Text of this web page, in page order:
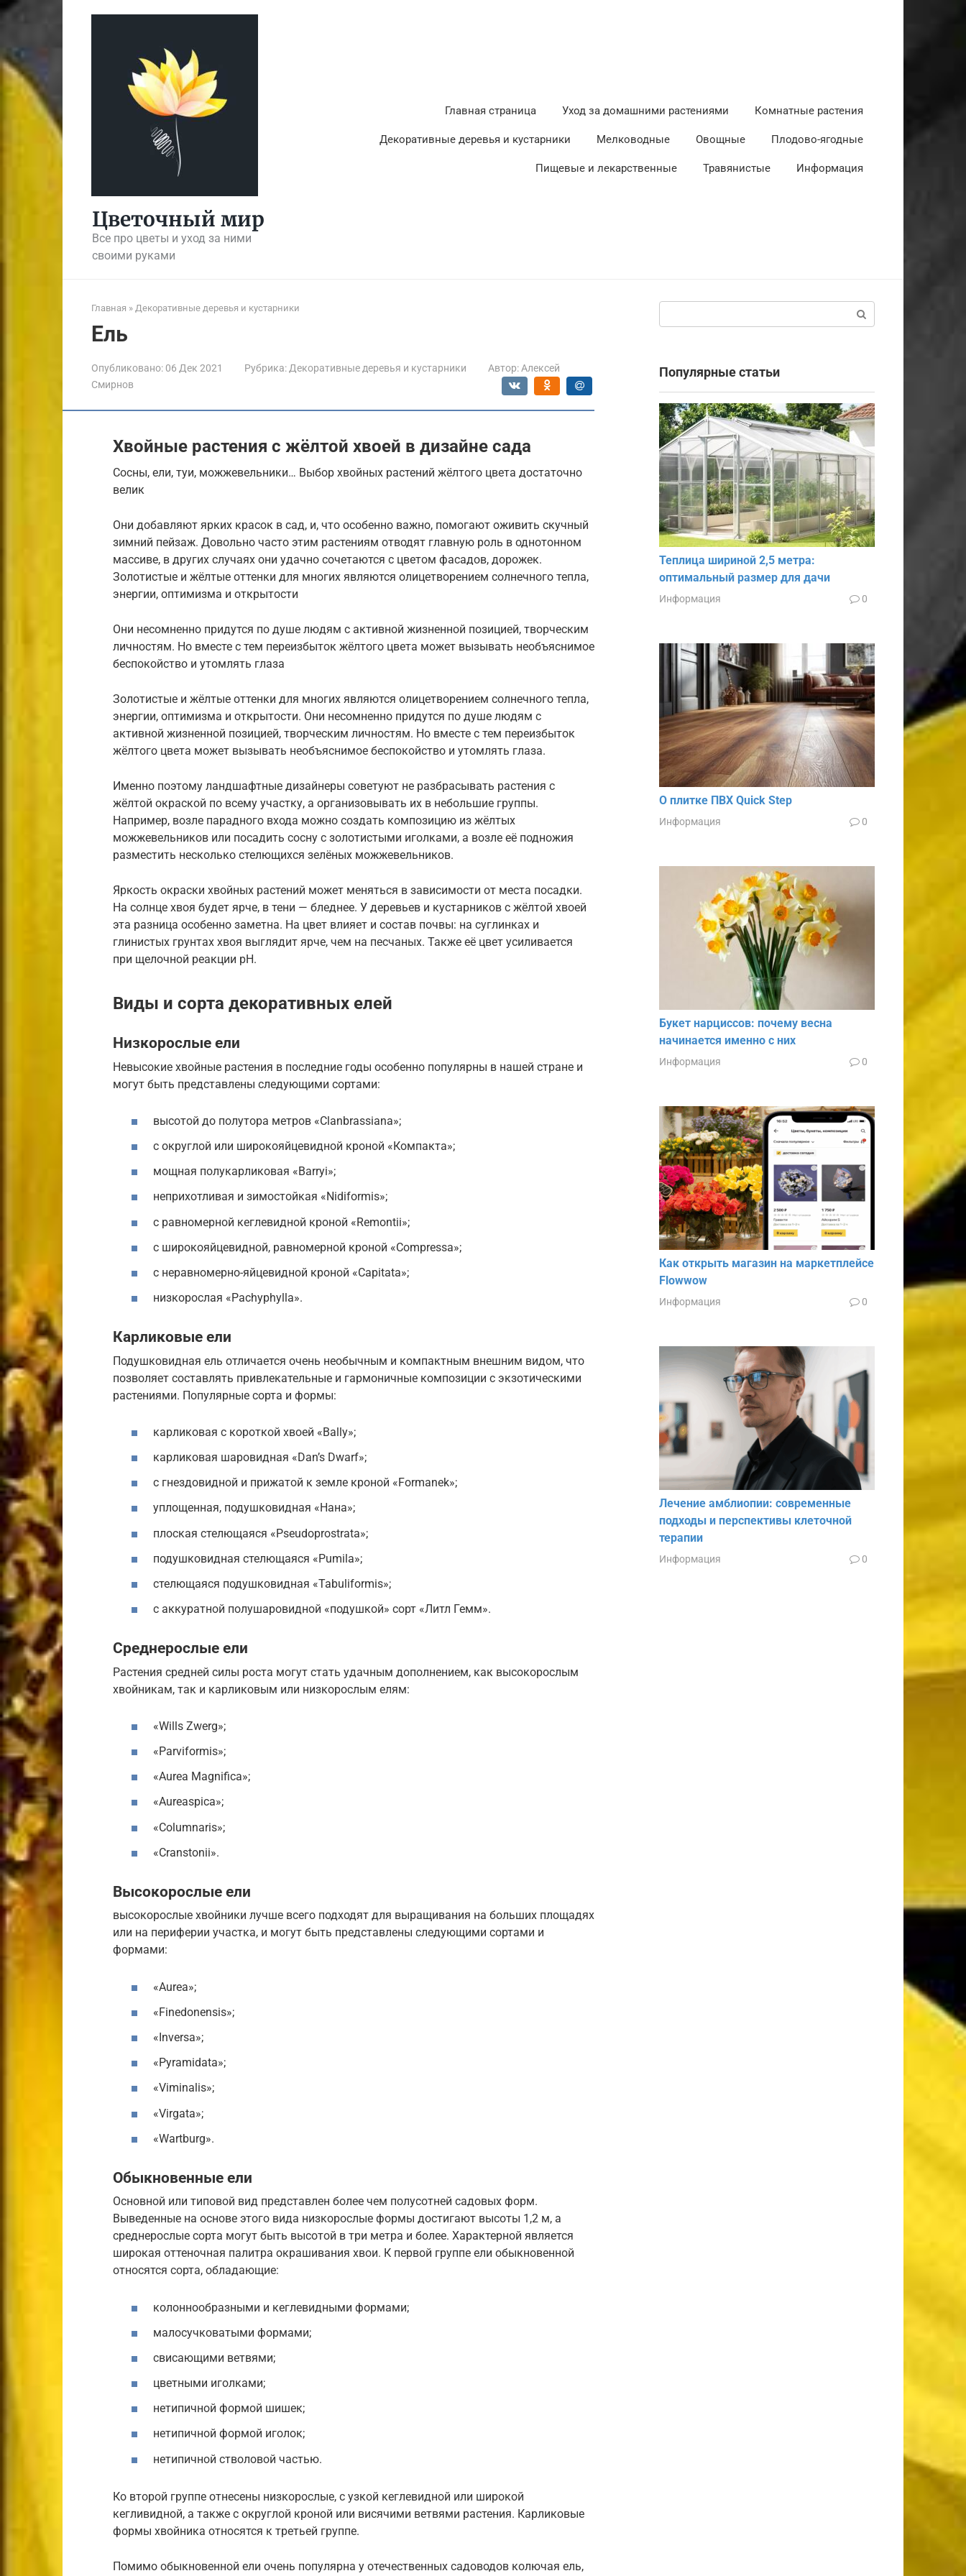
Перейти
Цветочный мир
Все про цветы и уход за ними
своими руками
Главная страница Уход за домашними растениями Комнатные растения
Декоративные деревья и кустарники Мелководные Овощные Плодово-ягодные
Пищевые и лекарственные Травянистые Информация
Главная » Декоративные деревья и кустарники
Ель
Опубликовано: 06 Дек 2021 Рубрика: Декоративные деревья и кустарники Автор: Алексей
Смирнов
Хвойные растения с жёлтой хвоей в дизайне сада
Сосны, ели, туи, можжевельники… Выбор хвойных растений жёлтого цвета достаточно
велик
Они добавляют ярких красок в сад, и, что особенно важно, помогают оживить скучный
зимний пейзаж. Довольно часто этим растениям отводят главную роль в однотонном
массиве, в других случаях они удачно сочетаются с цветом фасадов, дорожек.
Золотистые и жёлтые оттенки для многих являются олицетворением солнечного тепла,
энергии, оптимизма и открытости
Они несомненно придутся по душе людям с активной жизненной позицией, творческим
личностям. Но вместе с тем переизбыток жёлтого цвета может вызывать необъяснимое
беспокойство и утомлять глаза
Золотистые и жёлтые оттенки для многих являются олицетворением солнечного тепла,
энергии, оптимизма и открытости. Они несомненно придутся по душе людям с
активной жизненной позицией, творческим личностям. Но вместе с тем переизбыток
жёлтого цвета может вызывать необъяснимое беспокойство и утомлять глаза.
Именно поэтому ландшафтные дизайнеры советуют не разбрасывать растения с
жёлтой окраской по всему участку, а организовывать их в небольшие группы.
Например, возле парадного входа можно создать композицию из жёлтых
можжевельников или посадить сосну с золотистыми иголками, а возле её подножия
разместить несколько стелющихся зелёных можжевельников.
Яркость окраски хвойных растений может меняться в зависимости от места посадки.
На солнце хвоя будет ярче, в тени — бледнее. У деревьев и кустарников с жёлтой хвоей
эта разница особенно заметна. На цвет влияет и состав почвы: на суглинках и
глинистых грунтах хвоя выглядит ярче, чем на песчаных. Также её цвет усиливается
при щелочной реакции pH.
Виды и сорта декоративных елей
Низкорослые ели
Невысокие хвойные растения в последние годы особенно популярны в нашей стране и
могут быть представлены следующими сортами:
высотой до полутора метров «Сlanbrassiana»;
с округлой или широкояйцевидной кроной «Компакта»;
мощная полукарликовая «Barryi»;
неприхотливая и зимостойкая «Nidiformis»;
с равномерной кеглевидной кроной «Remontii»;
с широкояйцевидной, равномерной кроной «Сompressa»;
с неравномерно-яйцевидной кроной «Сapitata»;
низкорослая «Рachyphylla».
Карликовые ели
Подушковидная ель отличается очень необычным и компактным внешним видом, что
позволяет составлять привлекательные и гармоничные композиции с экзотическими
растениями. Популярные сорта и формы:
карликовая с короткой хвоей «Bally»;
карликовая шаровидная «Dan’s Dwarf»;
с гнездовидной и прижатой к земле кроной «Formanek»;
уплощенная, подушковидная «Нана»;
плоская стелющаяся «Рseudoprostrata»;
подушковидная стелющаяся «Pumila»;
стелющаяся подушковидная «Таbuliformis»;
с аккуратной полушаровидной «подушкой» сорт «Литл Гемм».
Среднерослые ели
Растения средней силы роста могут стать удачным дополнением, как высокорослым
хвойникам, так и карликовым или низкорослым елям:
«Wills Zwerg»;
«Parviformis»;
«Aurea Magnifica»;
«Aureaspica»;
«Сolumnaris»;
«Cranstonii».
Высокорослые ели
высокорослые хвойники лучше всего подходят для выращивания на больших площадях
или на периферии участка, и могут быть представлены следующими сортами и
формами:
«Aurea»;
«Finedonensis»;
«Inversa»;
«Рyramidata»;
«Viminalis»;
«Virgata»;
«Wartburg».
Обыкновенные ели
Основной или типовой вид представлен более чем полусотней садовых форм.
Выведенные на основе этого вида низкорослые формы достигают высоты 1,2 м, а
среднерослые сорта могут быть высотой в три метра и более. Характерной является
широкая оттеночная палитра окрашивания хвои. К первой группе ели обыкновенной
относятся сорта, обладающие:
колоннообразными и кеглевидными формами;
малосучковатыми формами;
свисающими ветвями;
цветными иголками;
нетипичной формой шишек;
нетипичной формой иголок;
нетипичной стволовой частью.
Ко второй группе отнесены низкорослые, с узкой кеглевидной или широкой
кегливидной, а также с округлой кроной или висячими ветвями растения. Карликовые
формы хвойника относятся к третьей группе.
Помимо обыкновенной ели очень популярна у отечественных садоводов колючая ель,
Популярные статьи
Теплица шириной 2,5 метра:
оптимальный размер для дачи
Информация 0
О плитке ПВХ Quick Step
Информация 0
Букет нарциссов: почему весна
начинается именно с них
Информация 0
Как открыть магазин на маркетплейсе
Flowwow
Информация 0
Лечение амблиопии: современные
подходы и перспективы клеточной
терапии
Информация 0